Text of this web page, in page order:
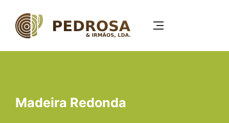
para
Madeira Redonda